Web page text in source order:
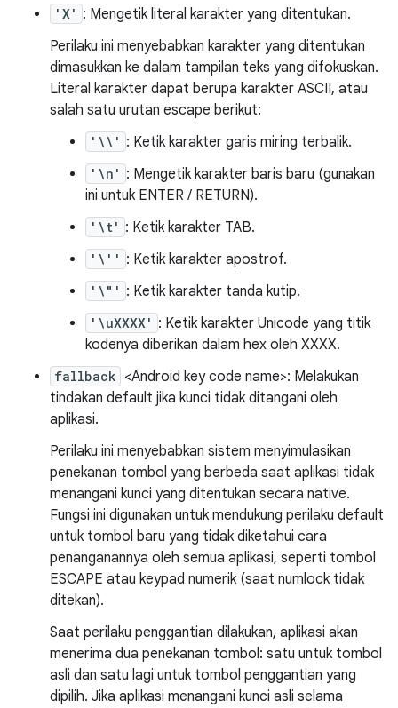
'X' : Mengetik literal karakter yang ditentukan.
Perilaku ini menyebabkan karakter yang ditentukan
dimasukkan ke dalam tampilan teks yang difokuskan.
Literal karakter dapat berupa karakter ASCII, atau
salah satu urutan escape berikut:
'\\' : Ketik karakter garis miring terbalik.
'\n' : Mengetik karakter baris baru (gunakan
ini untuk ENTER / RETURN).
'\t' : Ketik karakter TAB.
'\'' : Ketik karakter apostrof.
'\"' : Ketik karakter tanda kutip.
'\uXXXX' : Ketik karakter Unicode yang titik
kodenya diberikan dalam hex oleh XXXX.
fallback <Android key code name>: Melakukan
tindakan default jika kunci tidak ditangani oleh
aplikasi.
Perilaku ini menyebabkan sistem menyimulasikan
penekanan tombol yang berbeda saat aplikasi tidak
menangani kunci yang ditentukan secara native.
Fungsi ini digunakan untuk mendukung perilaku default
untuk tombol baru yang tidak diketahui cara
penanganannya oleh semua aplikasi, seperti tombol
ESCAPE atau keypad numerik (saat numlock tidak
ditekan).
Saat perilaku penggantian dilakukan, aplikasi akan
menerima dua penekanan tombol: satu untuk tombol
asli dan satu lagi untuk tombol penggantian yang
dipilih. Jika aplikasi menangani kunci asli selama